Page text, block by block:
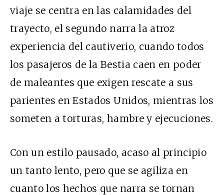
viaje se centra en las calamidades del
trayecto, el segundo narra la atroz
experiencia del cautiverio, cuando todos
los pasajeros de la Bestia caen en poder
de maleantes que exigen rescate a sus
parientes en Estados Unidos, mientras los
someten a torturas, hambre y ejecuciones.
Con un estilo pausado, acaso al principio
un tanto lento, pero que se agiliza en
cuanto los hechos que narra se tornan